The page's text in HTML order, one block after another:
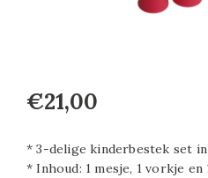
€21,00
* 3-delige kinderbestek set
* Inhoud: 1 mesje, 1 vorkje en